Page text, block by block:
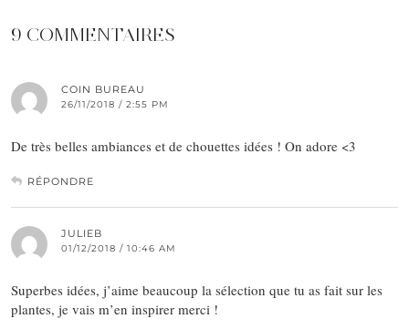
9 COMMENTAIRES
COIN BUREAU
26/11/2018 / 2:55 PM
De très belles ambiances et de chouettes idées ! On adore <3
RÉPONDRE
JULIEB
01/12/2018 / 10:46 AM
Superbes idées, j’aime beaucoup la sélection que tu as fait sur les
plantes, je vais m’en inspirer merci !